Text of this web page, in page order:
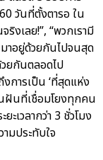
วันที่ตั้งตารอ ใน
งเลย!”, “พวกเรามี
าอยู่ด้วยกันไปจนสุด
วยกันตลอดไป
การเป็น ‘ที่สุดแห่ง
นฝันที่เชื่อมโยงทุกคน
เวลากว่า 3 ชั่วโมง
มประทับใจ